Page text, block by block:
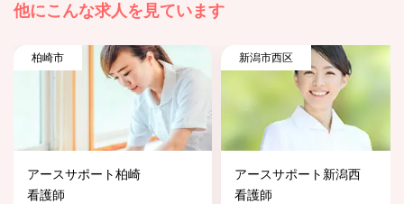
他にこんな求人を見ています
柏崎市
アースサポート柏崎
看護師
新潟市西区
アースサポート新潟西
看護師